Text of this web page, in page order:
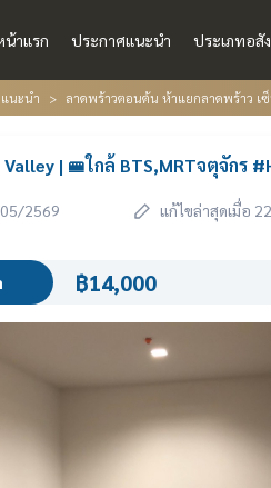
น้าแรก ประกาศแนะนำ ประเภทอสั
นะนำ ลาดพร้าวตอนต้น ห้าแยกลาดพร้าว เ
| 🚝ใกล้ BTS,MRTจตุจักร
2569 แก้ไขล่าสุดเมื่อ
฿14,000